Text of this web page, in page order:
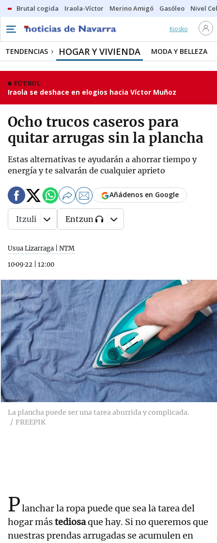
Brutal cogida Iraola-Víctor Merino Amigó Gasóleo Nivel
Kiosko
TENDENCIAS HOGAR Y VIVIENDA MODA Y BELLEZA
FÚTBOL
Iraola se deshace en elogios hacia Víctor Muñoz
Ocho trucos caseros para
quitar arrugas sin la plancha
Estas alternativas te ayudarán a ahorrar tiempo y
energía y te salvarán de cualquier aprieto
Usua Lizarraga | NTM
10·09·22
12:00
Añádenos en Google
Itzuli Entzun
La plancha puede ser una tarea aburrida y complicada.
FREEPIK
Planchar la ropa puede que sea la tarea del
hogar mástediosaque hay. Si no queremos que
nuestras prendas arrugadas se acumulen en